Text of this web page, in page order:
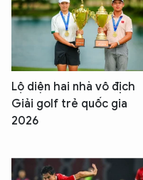
Lộ diện hai nhà vô địch
Giải golf trẻ quốc gia
2026